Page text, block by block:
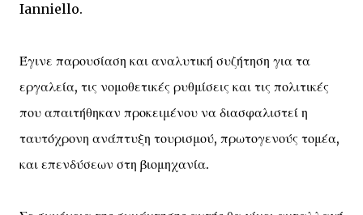
Ianniello.
Έγινε παρουσίαση και αναλυτική συζήτηση για τα
εργαλεία, τις νομοθετικές ρυθμίσεις και τις πολιτικές
που απαιτήθηκαν προκειμένου να διασφαλιστεί η
ταυτόχρονη ανάπτυξη τουρισμού, πρωτογενούς τομέα,
και επενδύσεων στη βιομηχανία.